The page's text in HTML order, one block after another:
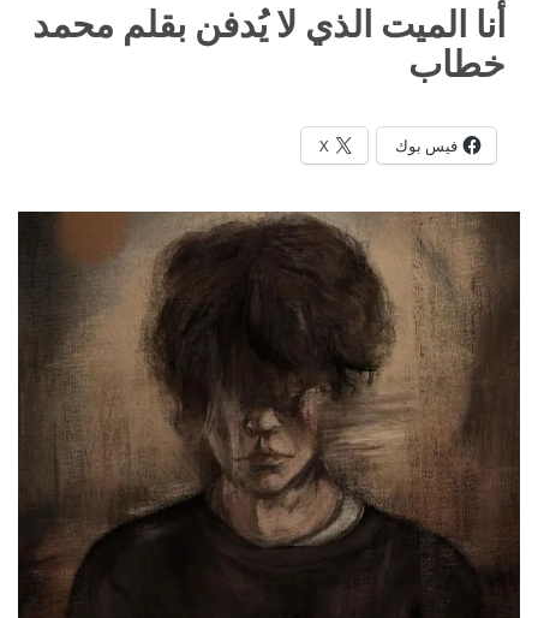
أنا الميت الذي لا يُدفن بقلم محمد
خطاب
فيس بوك X